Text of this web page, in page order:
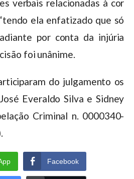
verbais relacionadas à cor
ela enfatizado que só
por conta da injúria
foi unânime.
do julgamento os
Everaldo Silva e Sidney
Criminal n. 0000340-
Facebook